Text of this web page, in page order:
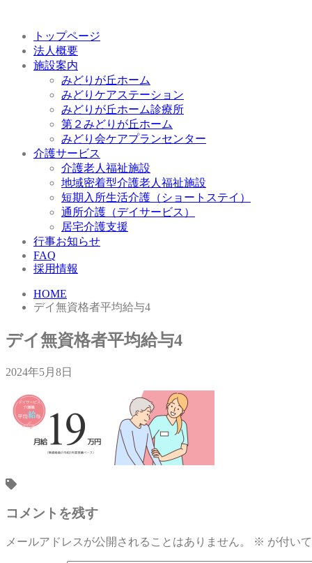
トップページ
法人概要
施設案内
みどりが丘ホーム
みどりケアステーション
みどりが丘ホーム診療所
第２みどりが丘ホーム
みどり会ケアプランセンター
介護サービス
介護老人福祉施設
地域密着型介護老人福祉施設
短期入所生活介護（ショートステイ）
通所介護（デイサービス）
居宅介護支援
行事お知らせ
FAQ
採用情報
HOME
デイ無資格者平均給与4
デイ無資格者平均給与4
2024年5月8日
コメントを残す
メールアドレスが公開されることはありません。 ※ が付い